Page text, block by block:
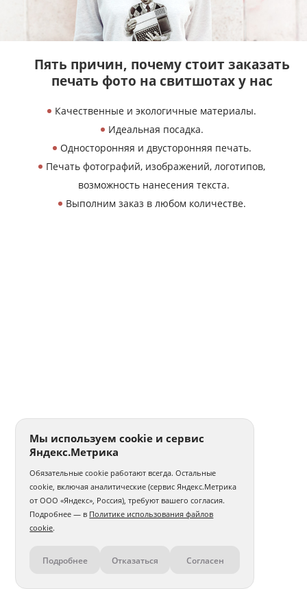
Пять причин, почемустоит заказать
печать фото на свитшотах у нас
Качественные и экологичные материалы.
Идеальная посадка.
Односторонняя и двусторонняя печать.
Печать фотографий, изображений, логотипов,
возможность нанесения текста.
Выполним заказ в любом количестве.
Контакты
Мы используем cookie и сервис
Яндекс.Метрика
Обязательные cookie работают всегда. Остальные
cookie, включая аналитические (сервис Яндекс.Метрика
от ООО «Яндекс», Россия), требуют вашего согласия.
Подробнее — в Политике использования файлов
cookie.
Подробнее Отказаться Согласен